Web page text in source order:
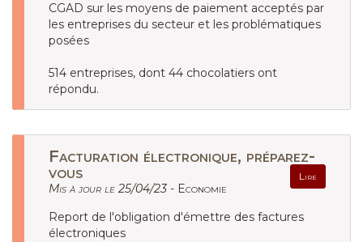
CGAD sur les moyens de paiement acceptés par
les entreprises du secteur et les problématiques
posées
514 entreprises, dont 44 chocolatiers ont
répondu.
Facturation électronique, préparez-
vous
Lire
Mis à jour le 25/04/23 - Economie
Report de l'obligation d'émettre des factures
électroniques